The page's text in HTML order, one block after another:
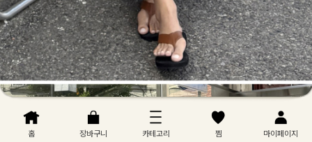
홈 장바구니 카테고리 찜 마이페이지